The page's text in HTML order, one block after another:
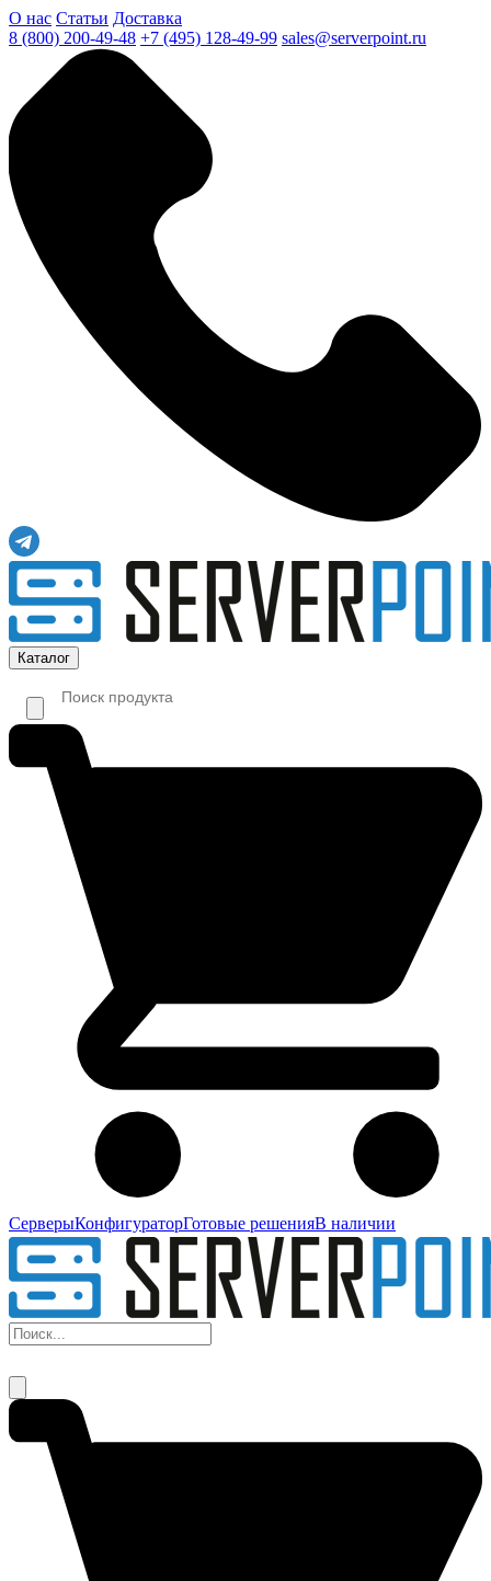
О нас Статьи Доставка
8 (800) 200-49-48 +7 (495) 128-49-99 sales@serverpoint.ru
Каталог
СерверыКонфигураторГотовые решенияВ наличии